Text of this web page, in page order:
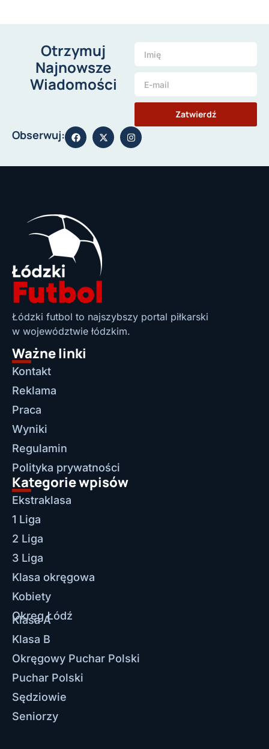
Otrzymuj
Najnowsze
Wiadomości
Zatwierdź
Obserwuj:
Łódzki futbol to najszybszy portal piłkarski
w województwie łódzkim.
Ważne linki
Kontakt
Reklama
Praca
Wyniki
Regulamin
Polityka prywatności
Kategorie wpisów
Ekstraklasa
1 Liga
2 Liga
3 Liga
Klasa okręgowa
Kobiety
Okręg Łódź
Klasa A
Klasa B
Okręgowy Puchar Polski
Puchar Polski
Sędziowie
Seniorzy